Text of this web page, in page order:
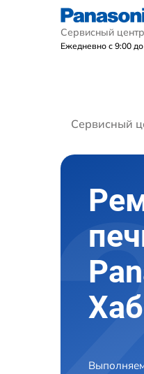
Сервисный
Ежедневно с 9:00
Сервисный